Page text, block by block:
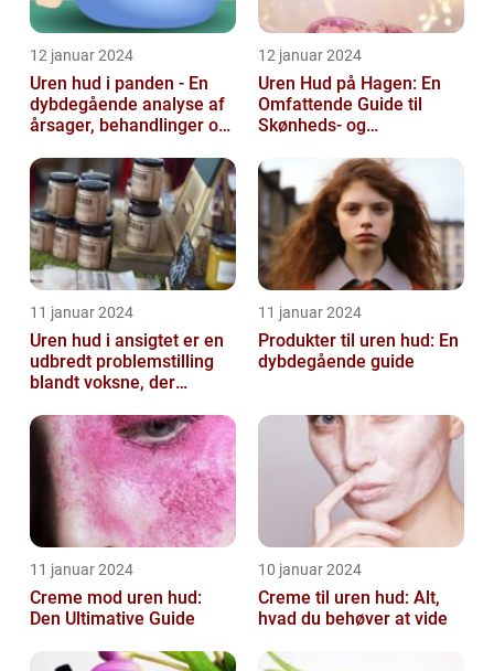
12 januar 2024
Uren hud i panden - En
dybdegående analyse af
årsager, behandlinger og
12 januar 2024
Uren Hud på Hagen: En
Omfattende Guide til
Skønheds- og
11 januar 2024
Uren hud i ansigtet er en
udbredt problemstilling
blandt voksne, der
kvinder...
11 januar 2024
Produkter til uren hud: En
dybdegående guide
11 januar 2024
Creme mod uren hud:
Den Ultimative Guide
10 januar 2024
Creme til uren hud: Alt,
hvad du behøver at vide